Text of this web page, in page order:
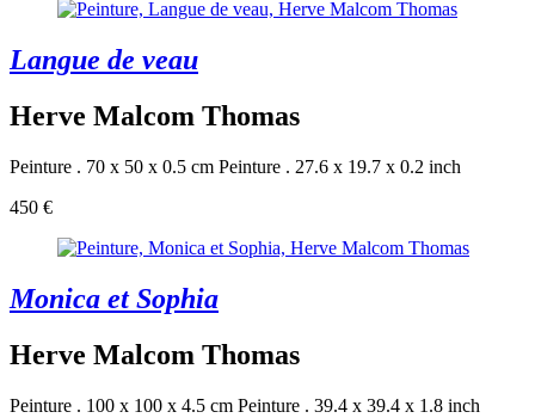
Langue de veau
Herve Malcom Thomas
Peinture . 70 x 50 x 0.5 cm Peinture . 27.6 x 19.7 x 0.2 inch
450 €
Monica et Sophia
Herve Malcom Thomas
Peinture . 100 x 100 x 4.5 cm Peinture . 39.4 x 39.4 x 1.8 inch